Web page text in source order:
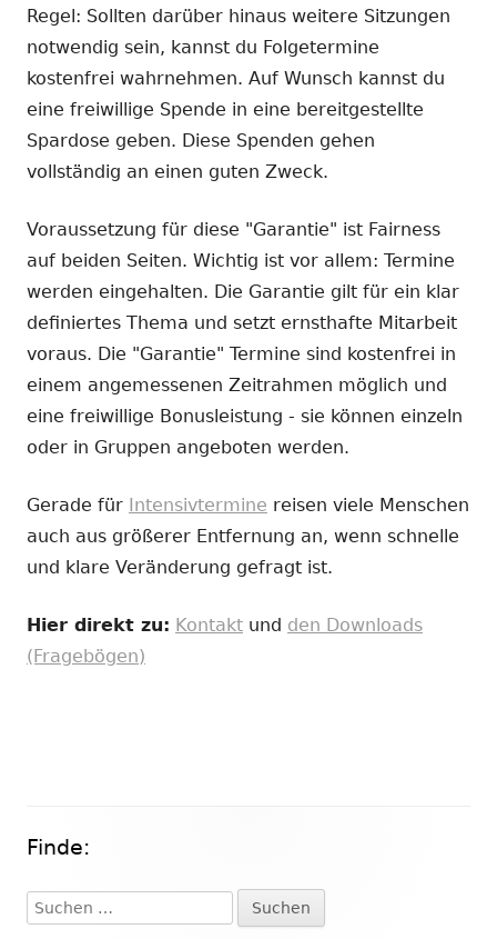
Regel: Sollten darüber hinaus weitere Sitzungen
notwendig sein, kannst du Folgetermine
kostenfrei wahrnehmen. Auf Wunsch kannst du
eine freiwillige Spende in eine bereitgestellte
Spardose geben. Diese Spenden gehen
vollständig an einen guten Zweck.
Voraussetzung für diese "Garantie" ist Fairness
auf beiden Seiten. Wichtig ist vor allem: Termine
werden eingehalten. Die Garantie gilt für ein klar
definiertes Thema und setzt ernsthafte Mitarbeit
voraus. Die "Garantie" Termine sind kostenfrei in
einem angemessenen Zeitrahmen möglich und
eine freiwillige Bonusleistung - sie können einzeln
oder in Gruppen angeboten werden.
Gerade für Intensivtermine reisen viele Menschen
auch aus größerer Entfernung an, wenn schnelle
und klare Veränderung gefragt ist.
Hier direkt zu: Kontakt und den Downloads
(Fragebögen)
Haupt-
Seitenleiste
Finde:
Suchen
nach: